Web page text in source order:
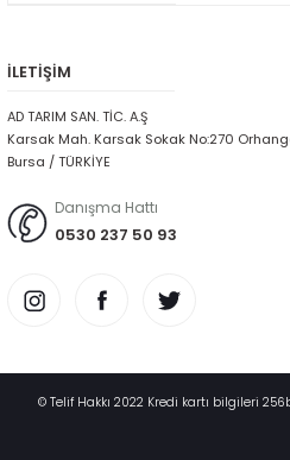
İLETİŞİM
AD TARIM SAN. TİC. A.Ş
Karsak Mah. Karsak Sokak No:270
Bursa / TÜRKİYE
Danışma Hattı
0530 237 50 93
© Telif Hakkı 2022 Kredi kartı bilgileri